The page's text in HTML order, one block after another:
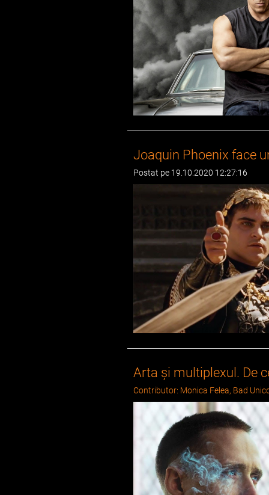
Joaquin Phoenix face
Postat pe 19.10.2020 12:27:16
Arta și multiplexul. De
Contributor: Monica Felea, Bad